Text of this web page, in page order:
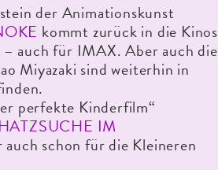
der Animationskunst
kommt zurück in die Kinos
auch für IMAX. Aber auch die
Miyazaki sind weiterhin in
perfekte Kinderfilm“
IM
auch schon für die Kleineren